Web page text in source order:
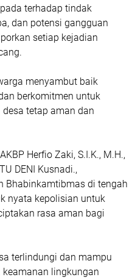
terhadap tindak
dan potensi gangguan
setiap kejadian
menyambut baik
berkomitmen untuk
tetap aman dan
Herfio Zaki, S.I.K., M.H.,
DENI Kusnadi.,
Bhabinkamtibmas di tengah
nyata kepolisian untuk
rasa aman bagi
terlindungi dan mampu
lingkungan